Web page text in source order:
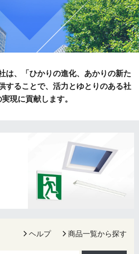
は、「ひかりの進化、あかりの新た
することで、 活力とゆとりのある社
現に貢献します。
ヘルプ 商品一覧から探す